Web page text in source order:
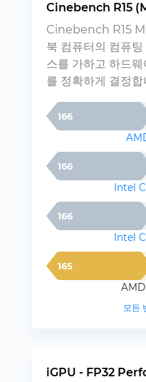
Cinebench R15
Cinebench R15
북 컴퓨터의 컴퓨
스를 가하고 하드
를 정확하게 결정합
166
166
Intel
166
Intel
165
모든
iGPU - FP32